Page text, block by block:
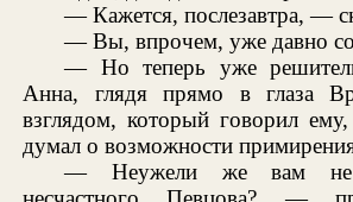
— Кажется, послезавтра, —
— Вы, впрочем, уже давно
— Но теперь уже
Анна, глядя прямо в глаза
взглядом, который говорил
думал о возможности
— Неужели же вам не